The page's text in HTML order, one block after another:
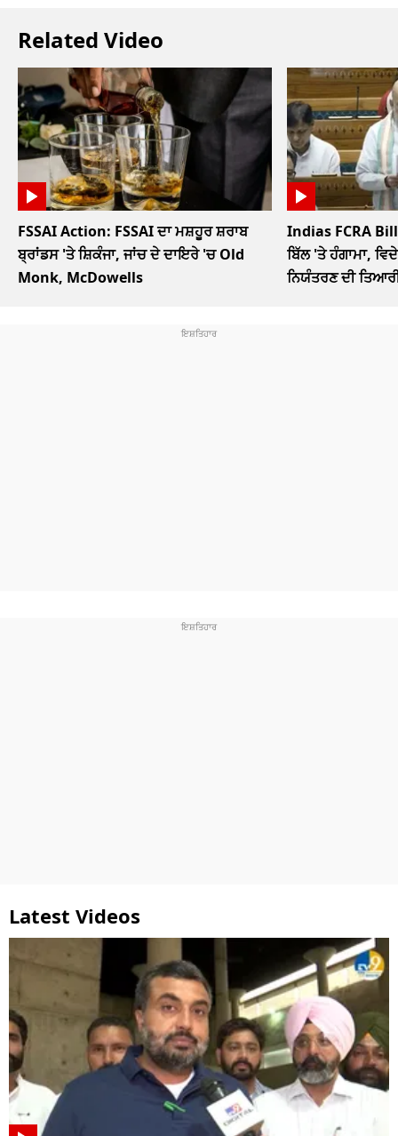
Related Video
FSSAI Action: FSSAI ਦਾ ਮਸ਼ਹੂਰ ਸ਼ਰਾਬ
ਬ੍ਰਾਂਡਸ 'ਤੇ ਸ਼ਿਕੰਜਾ, ਜਾਂਚ ਦੇ ਦਾਇਰੇ 'ਚ Old
Monk, McDowells
Indias FCRA
ਬਿੱਲ 'ਤੇ ਹੰਗਾਮਾ,
ਨਿਯੰਤਰਣ ਦੀ
Latest Videos